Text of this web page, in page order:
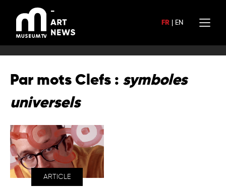
contenu
FR EN
Par mots Clefs : symboles
universels
ARTICLE